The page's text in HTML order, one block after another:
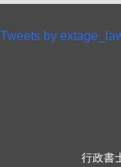
Tweets by
行政書